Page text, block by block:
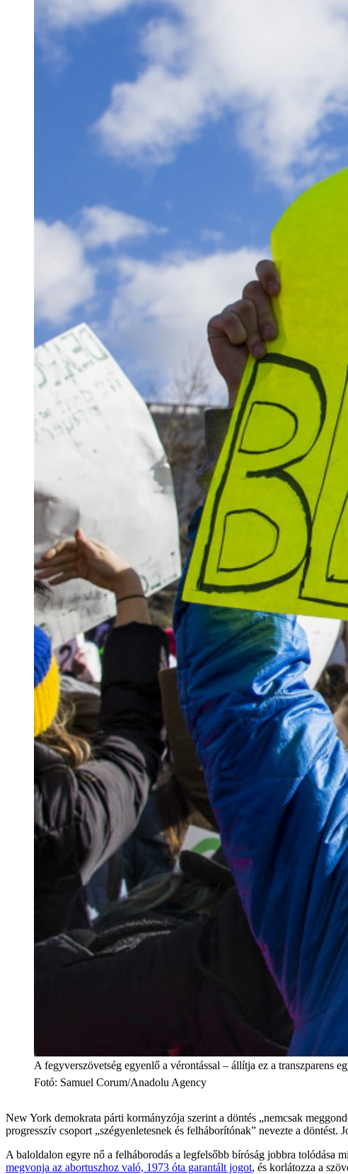
A fegyverszövetség egyenlő a vérontással – állítja ez a transzparens
Fotó: Samuel Corum/Anadolu Agency
New York demokrata párti kormányzója szerint a döntés „nemcsak
progresszív csoport „szégyenletesnek és felháborítónak” nevezte a
A baloldalon egyre nő a felháborodás a legfelsőbb bíróság jobbra tolódása
megvonja az abortuszhoz való, 1973 óta garantált jogot, és korlátozza a